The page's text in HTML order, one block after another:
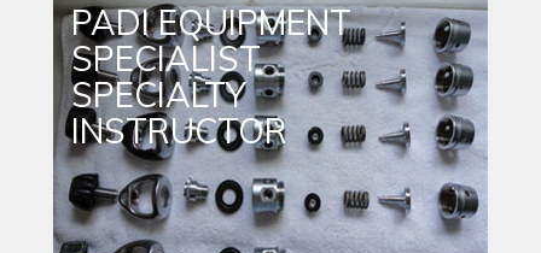
PADI EQUIPMENT
SPECIALIST
SPECIALTY
INSTRUCTOR